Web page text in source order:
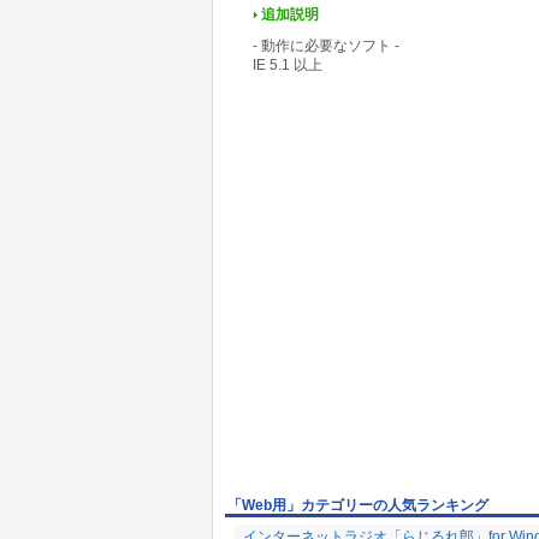
追加説明
- 動作に必要なソフト -
IE 5.1 以上
「Web用」カテゴリーの人気ランキング